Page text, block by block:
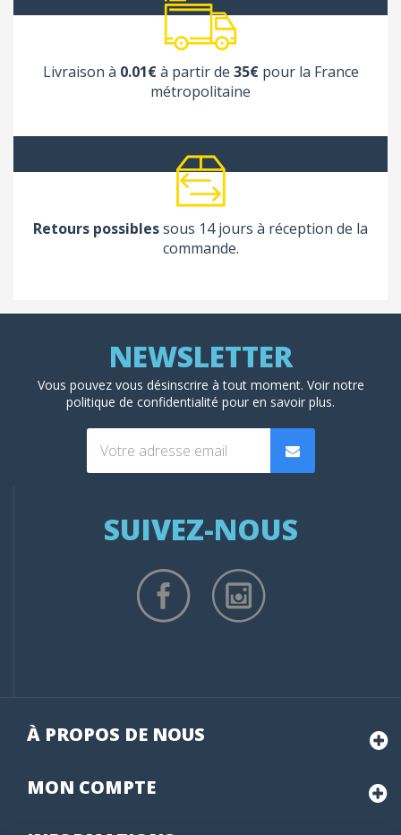
Livraison à 0.01€à partir de 35€pour la France
métropolitaine
Retours possiblessous 14 jours à réception de la
commande.
Vous pouvez vous désinscrire à tout moment. Voir notre
politique de confidentialité pour en savoir plus.
SUIVEZ-NOUS
À PROPOS DE NOUS
MON COMPTE